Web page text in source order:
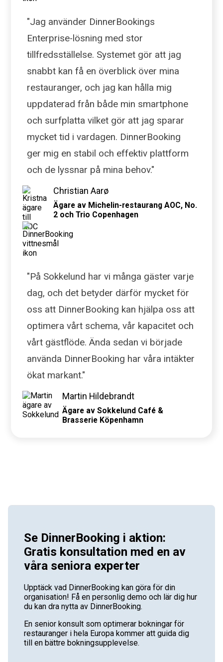
"Jag använder DinnerBookings
Enterprise-lösning med stor
tillfredsställelse. Systemet gör att jag
snabbt kan få en överblick över mina
restauranger, och jag kan hålla mig
uppdaterad från både min smartphone
och surfplatta vilket gör att jag sparar
mycket tid i vardagen. DinnerBooking
ger mig en stabil och effektiv plattform
och de lyssnar på mina behov."
Christian Aarø
Ägare av Michelin-restaurang AOC, No.
2 och Trio Copenhagen
"På Sokkelund har vi många gäster varje
dag, och det betyder därför mycket för
oss att DinnerBooking kan hjälpa oss att
optimera vårt schema, vår kapacitet och
vårt gästflöde. Ända sedan vi började
använda DinnerBooking har våra intäkter
ökat markant."
Martin Hildebrandt
Ägare av Sokkelund Café &
Brasserie Köpenhamn
Se DinnerBooking i aktion:
Gratis konsultation med en av
våra seniora experter
Upptäck vad DinnerBooking kan göra för din
organisation! Få en personlig demo och lär dig hur
du kan dra nytta av DinnerBooking.
En senior konsult som optimerar bokningar för
restauranger i hela Europa kommer att guida dig
till en bättre bokningsupplevelse.